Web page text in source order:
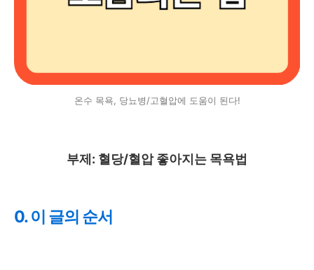
온수 목욕, 당뇨병/고혈압에 도움이 된다!
부제: 혈당/혈압 좋아지는 목욕법
0. 이 글의 순서